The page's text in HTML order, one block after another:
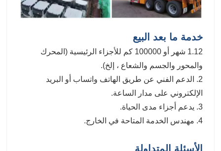
خدمة ما بعد البيع
1.12 شهر أو 100000 كم للأجزاء الرئيسية (المحرك
والمحور والجسم والشعاع ، إلخ).
2. الدعم الفني عن طريق الهاتف واتساب أو البريد
الإلكتروني على مدار الساعة.
3. يدعم أجزاء مدى الحياة.
4. مهندس الخدمة المتاحة في الخارج.
الأسئلة المتداولة